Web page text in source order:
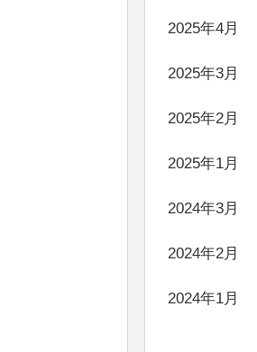
2025年4月
2025年3月
2025年2月
2025年1月
2024年3月
2024年2月
2024年1月